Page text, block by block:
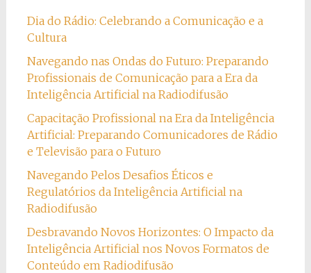
Dia do Rádio: Celebrando a Comunicação e a
Cultura
Navegando nas Ondas do Futuro: Preparando
Profissionais de Comunicação para a Era da
Inteligência Artificial na Radiodifusão
Capacitação Profissional na Era da Inteligência
Artificial: Preparando Comunicadores de Rádio
e Televisão para o Futuro
Navegando Pelos Desafios Éticos e
Regulatórios da Inteligência Artificial na
Radiodifusão
Desbravando Novos Horizontes: O Impacto da
Inteligência Artificial nos Novos Formatos de
Conteúdo em Radiodifusão